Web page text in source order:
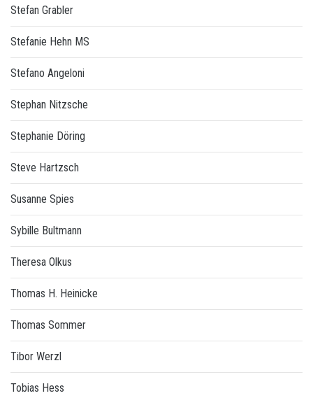
Stefan Grabler
Stefanie Hehn MS
Stefano Angeloni
Stephan Nitzsche
Stephanie Döring
Steve Hartzsch
Susanne Spies
Sybille Bultmann
Theresa Olkus
Thomas H. Heinicke
Thomas Sommer
Tibor Werzl
Tobias Hess